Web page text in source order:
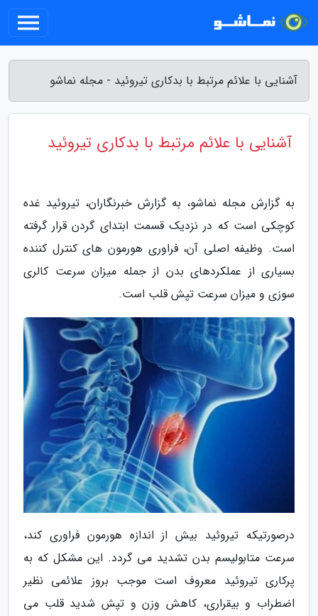
آشنایی با علائم مرتبط با بدکاری تیروئید - مجله نماشو
آشنایی با علائم مرتبط با بدکاری تیروئید
به گزارش مجله نماشو، به گزارش خبرنگاران، تیروئید غده
کوچکی است که در نزدیک قسمت ابتدای گردن قرار گرفته
است. وظیفه اصلی آن، فراوری هورمون های کنترل کننده
بسیاری از عملکردهای بدن از جمله میزان سرعت کالری
سوزی و میزان سرعت تپش قلب است.
درصورتیکه تیروئید بیش از اندازه هورمون فراوری کند،
سرعت متابولیسم بدن تشدید می گردد. این مشکل که به
پرکاری تیروئید معروف است موجب بروز علائمی نظیر
اضطراب و بیقراری، کاهش وزن و تپش شدید قلب می